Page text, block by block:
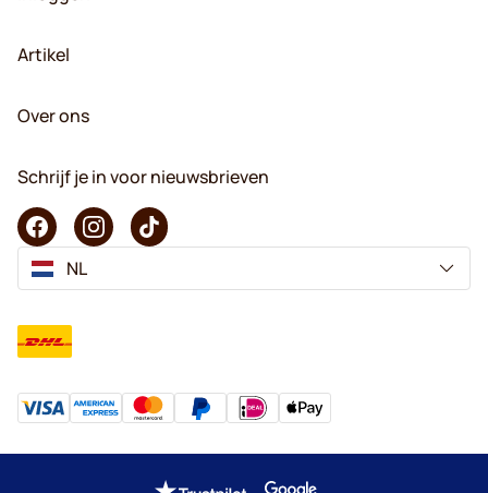
Artikel
Over ons
Schrijf je in voor nieuwsbrieven
NL